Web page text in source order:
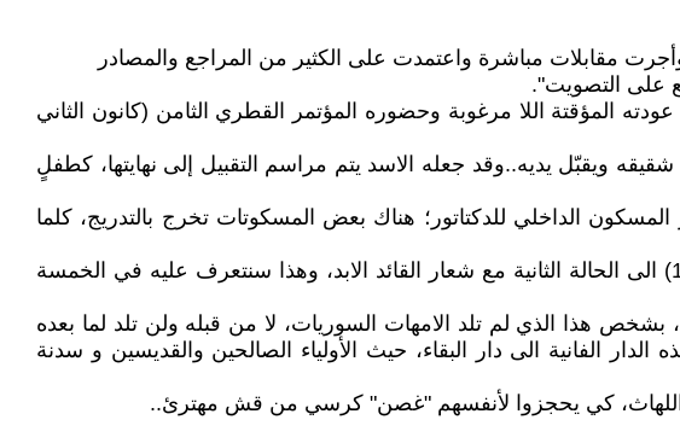
مقابلات مباشرة واعتمدت على الكثير من المراجع والمصادر
على التصويت".
الأسد 1984- 2006)..حول حالة رفعت الأسد بعد عودته المؤقتة اللا مرغوبة وحضوره المؤتمر القطري الثامن (كانون الثاني
ويقبّل يديه..وقد جعله الاسد يتم مراسم التقبيل إلى نهايتها، كطفلٍ
الداخلي للدكتاتور؛ هناك بعض المسكوتات تخرج بالتدريج، كلما
بطبيعة الحال تبدلت العبارات من قائد الضرورة والمسيرة، عبر السنوات الخمسة عشر الأولى (1970-1985) الى الحالة الثانية مع شعار القائد الابد، وهذا سنتعرف عليه في الخمسة
هذا الذي لم تلد الامهات السوريات، لا من قبله ولن تلد لما بعده
الفانية الى دار البقاء، حيث الأولياء الصالحين والقديسين و سدنة
واللهاث، كي يحجزوا لأنفسهم "غصن" كرسي من قش مهترئ..